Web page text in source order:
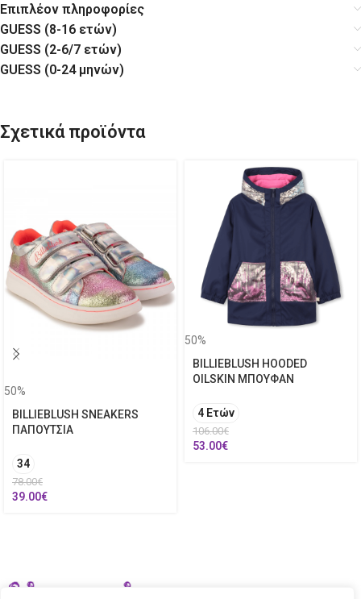
Επιπλέον πληροφορίες
GUESS (8-16 ετών)
GUESS (2-6/7 ετών)
GUESS (0-24 μηνών)
Σχετικά προϊόντα
50%
BILLIEBLUSH SNEAKERS
ΠΑΠΟΥΤΣΙΑ
34
78.00€
39.00€
50%
BILLIEBLUSH HOODED
OILSKIN ΜΠΟΥΦΑΝ
4 Ετών
106.00€
53.00€